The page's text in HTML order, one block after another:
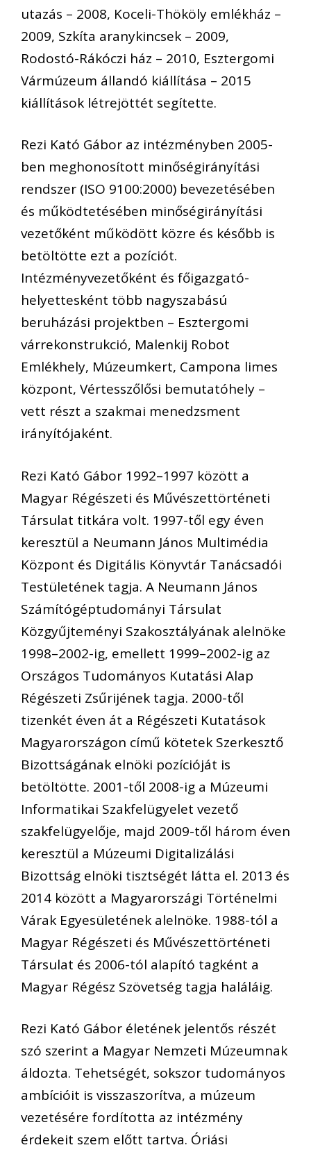
utazás – 2008, Koceli-Thököly emlékház –
2009, Szkíta aranykincsek – 2009,
Rodostó-Rákóczi ház – 2010, Esztergomi
Vármúzeum állandó kiállítása – 2015
kiállítások létrejöttét segítette.
Rezi Kató Gábor az intézményben 2005-
ben meghonosított minőségirányítási
rendszer (ISO 9100:2000) bevezetésében
és működtetésében minőségirányítási
vezetőként működött közre és később is
betöltötte ezt a pozíciót.
Intézményvezetőként és főigazgató-
helyettesként több nagyszabású
beruházási projektben – Esztergomi
várrekonstrukció, Malenkij Robot
Emlékhely, Múzeumkert, Campona limes
központ, Vértesszőlősi bemutatóhely –
vett részt a szakmai menedzsment
irányítójaként.
Rezi Kató Gábor 1992–1997 között a
Magyar Régészeti és Művészettörténeti
Társulat titkára volt. 1997-től egy éven
keresztül a Neumann János Multimédia
Központ és Digitális Könyvtár Tanácsadói
Testületének tagja. A Neumann János
Számítógéptudományi Társulat
Közgyűjteményi Szakosztályának alelnöke
1998–2002-ig, emellett 1999–2002-ig az
Országos Tudományos Kutatási Alap
Régészeti Zsűrijének tagja. 2000-től
tizenkét éven át a Régészeti Kutatások
Magyarországon című kötetek Szerkesztő
Bizottságának elnöki pozícióját is
betöltötte. 2001-től 2008-ig a Múzeumi
Informatikai Szakfelügyelet vezető
szakfelügyelője, majd 2009-től három éven
keresztül a Múzeumi Digitalizálási
Bizottság elnöki tisztségét látta el. 2013 és
2014 között a Magyarországi Történelmi
Várak Egyesületének alelnöke. 1988-tól a
Magyar Régészeti és Művészettörténeti
Társulat és 2006-tól alapító tagként a
Magyar Régész Szövetség tagja haláláig.
Rezi Kató Gábor életének jelentős részét
szó szerint a Magyar Nemzeti Múzeumnak
áldozta. Tehetségét, sokszor tudományos
ambícióit is visszaszorítva, a múzeum
vezetésére fordította az intézmény
érdekeit szem előtt tartva. Óriási